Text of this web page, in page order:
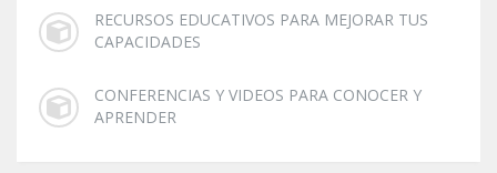
RECURSOS EDUCATIVOS PARA MEJORAR TUS
CAPACIDADES
CONFERENCIAS Y VIDEOS PARA CONOCER Y
APRENDER